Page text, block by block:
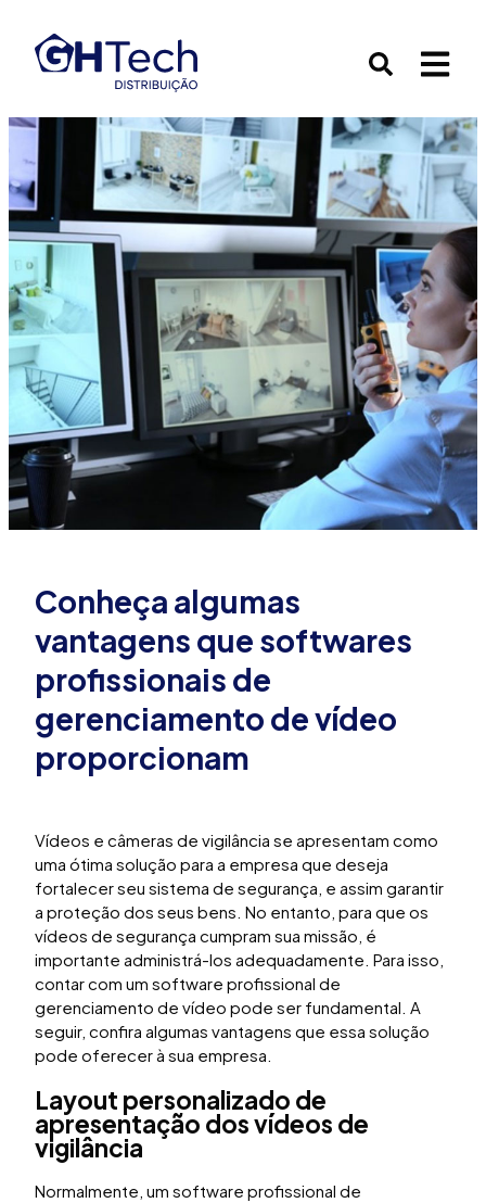
Conheça algumas
vantagens que softwares
profissionais de
gerenciamento de vídeo
proporcionam
Vídeos e câmeras de vigilância se apresentam como
uma ótima solução para a empresa que deseja
fortalecer seu sistema de segurança, e assim garantir
a proteção dos seus bens. No entanto, para que os
vídeos de segurança cumpram sua missão, é
importante administrá-los adequadamente. Para isso,
contar com um software profissional de
gerenciamento de vídeo pode ser fundamental. A
seguir, confira algumas vantagens que essa solução
pode oferecer à sua empresa.
Layout personalizado de
apresentação dos vídeos de
vigilância
Normalmente, um software profissional de